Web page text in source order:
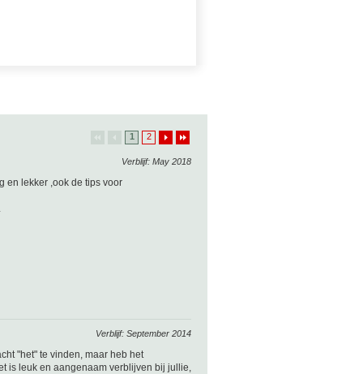
1 2
Verblijf: May 2018
en lekker ,ook de tips voor
Verblijf: September 2014
"het" te vinden, maar heb het
is leuk en aangenaam verblijven bij jullie,